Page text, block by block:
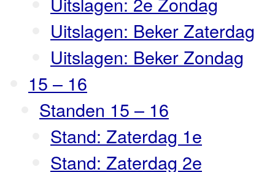
Uitslagen: Beker Zaterdag
Uitslagen: Beker Zondag
15 – 16
Standen 15 – 16
Stand: Zaterdag 1e
Stand: Zaterdag 2e